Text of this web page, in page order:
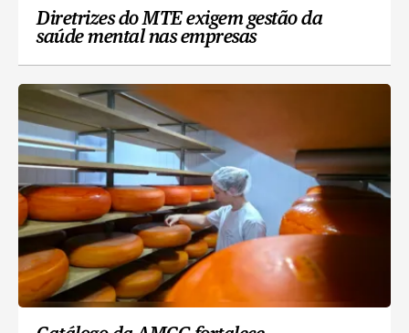
Diretrizes do MTE exigem gestão da
saúde mental nas empresas